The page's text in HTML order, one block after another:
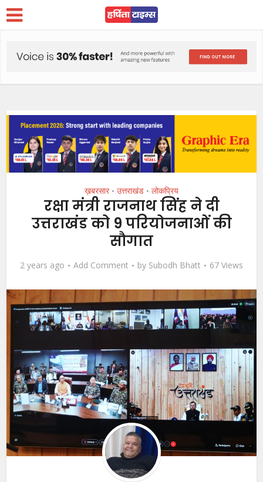
ख़बरसार • उत्तराखंड • लोकप्रिय
रक्षा मंत्री राजनाथ सिंह ने दी
उत्तराखंड को 9 परियोजनाओं की
सौगात
2 years ago Add Comment by Subodh Bhatt 67 Views